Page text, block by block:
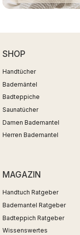
SHOP
Handtücher
Bademäntel
Badteppiche
Saunatücher
Damen Bademantel
Herren Bademantel
MAGAZIN
Handtuch Ratgeber
Bademantel Ratgeber
Badteppich Ratgeber
Wissenswertes